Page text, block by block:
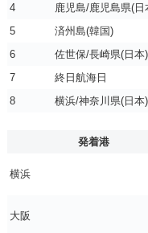
4
鹿児島/鹿児島県(日
5
済州島(韓国)
6
佐世保/長崎県(日本)
7
終日航海日
8
横浜/神奈川県(日本)
発着港
横浜
大阪